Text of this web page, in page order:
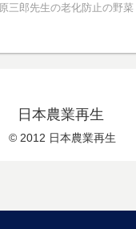
原三郎先生の老化防止の野菜
日本農業再生
© 2012 日本農業再生 .